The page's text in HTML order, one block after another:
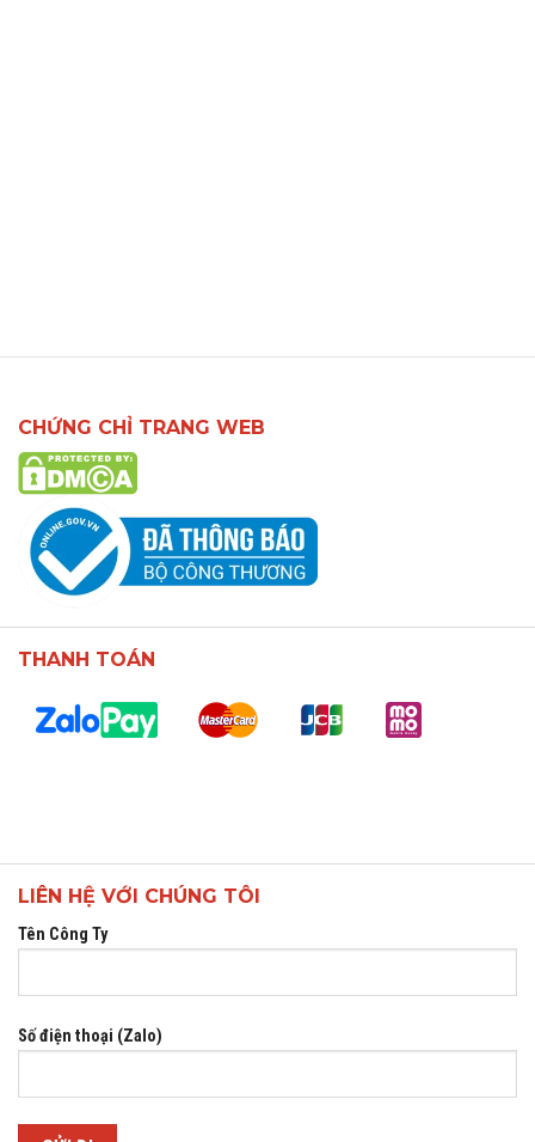
CHỨNG CHỈ TRANG WEB
THANH TOÁN
LIÊN HỆ VỚI CHÚNG TÔI
Tên Công Ty
Số điện thoại (Zalo)